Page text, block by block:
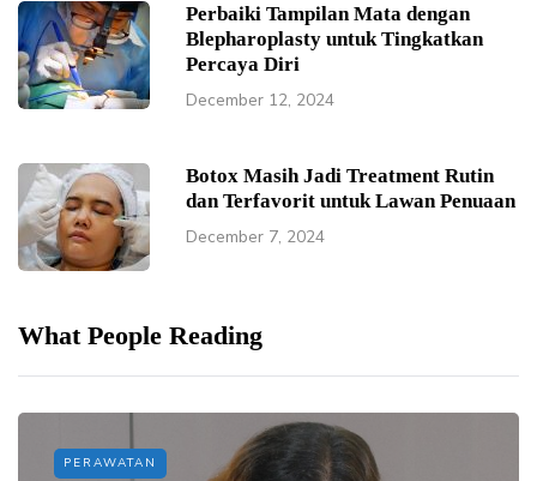
Perbaiki Tampilan Mata dengan
Blepharoplasty untuk Tingkatkan
Percaya Diri
December 12, 2024
Botox Masih Jadi Treatment Rutin
dan Terfavorit untuk Lawan Penuaan
December 7, 2024
What People Reading
PERAWATAN